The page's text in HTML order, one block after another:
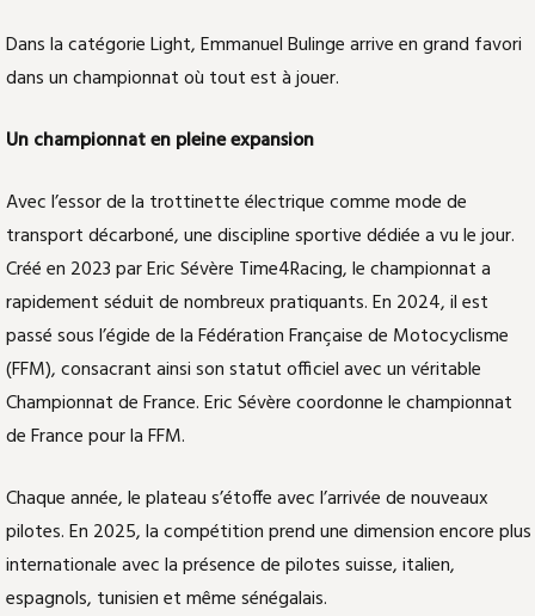
Dans la catégorie Light, Emmanuel Bulinge arrive en grand favori
dans un championnat où tout est à jouer.
Un championnat en pleine expansion
Avec l’essor de la trottinette électrique comme mode de
transport décarboné, une discipline sportive dédiée a vu le jour.
Créé en 2023 par Eric Sévère Time4Racing, le championnat a
rapidement séduit de nombreux pratiquants. En 2024, il est
passé sous l’égide de la Fédération Française de Motocyclisme
(FFM), consacrant ainsi son statut officiel avec un véritable
Championnat de France. Eric Sévère coordonne le championnat
de France pour la FFM.
Chaque année, le plateau s’étoffe avec l’arrivée de nouveaux
pilotes. En 2025, la compétition prend une dimension encore plus
internationale avec la présence de pilotes suisse, italien,
espagnols, tunisien et même sénégalais.